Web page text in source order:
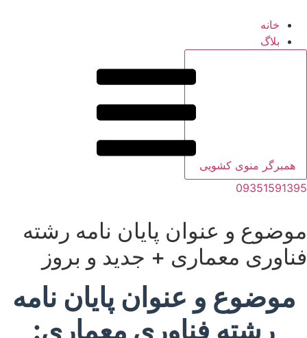
خانه
بلاگ
همبرگر منوی کشویی
09351591395
موضوع و عنوان پایان نامه رشته
فناوری معماری + جدید و بروز
موضوع و عنوان پایان نامه
رشته فناوری معماری: